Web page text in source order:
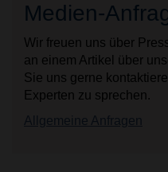
Medien-
Wir freuen uns über
an einem Artikel über
Sie uns gerne
Experten zu sprechen.
Allgemeine Anfragen